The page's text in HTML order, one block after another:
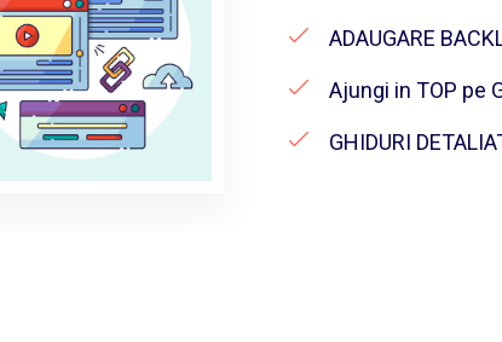
ADAUGARE
Ajungi in TOP pe
GHIDURI